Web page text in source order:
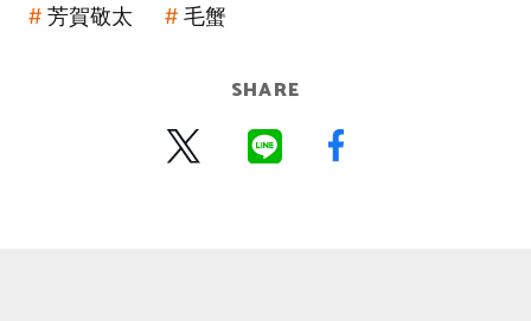
芳賀敬太
毛蟹
SHARE